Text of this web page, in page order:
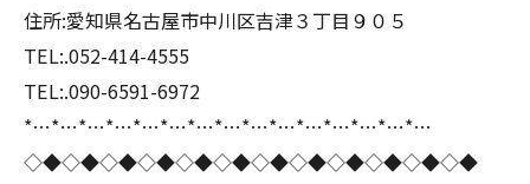
住所:愛知県名古屋市中川区吉津３丁目９０５
TEL:.052-414-4555
TEL:.090-6591-6972
*…*…*…*…*…*…*…*…*…*…*…*…*…*…*…
◇◆◇◆◇◆◇◆◇◆◇◆◇◆◇◆◇◆◇◆◇◆◇◆